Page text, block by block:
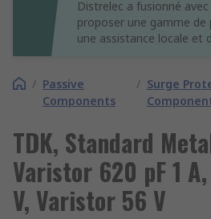
Distrelec a fusionné
proposer une gamme
une assistance locale et
/ Passive
Components
/ Surge
TDK, Standard
Varistor 620 pF 1
V, Varistor 56 V